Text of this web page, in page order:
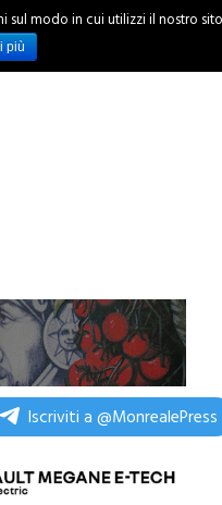
INCHIESTE
Iscriviti a @MonrealePress
modo in cui utilizzi il nostro
più